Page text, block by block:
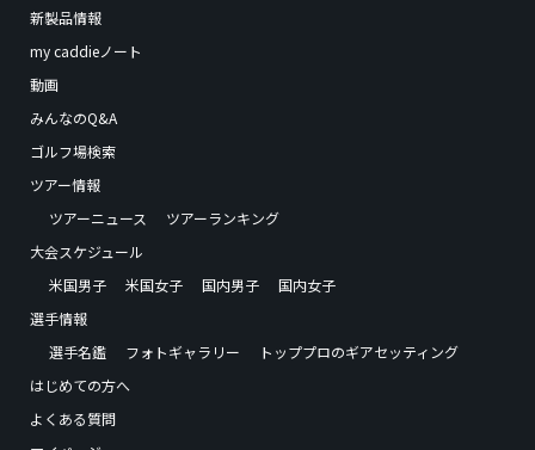
新製品情報
my caddieノート
動画
みんなのQ&A
ゴルフ場検索
ツアー情報
ツアーニュース
ツアーランキング
大会スケジュール
米国男子
米国女子 国内男子
国内女子
選手情報
選手名鑑
フォトギャラリー
トッププロのギアセッティング
はじめての方へ
よくある質問